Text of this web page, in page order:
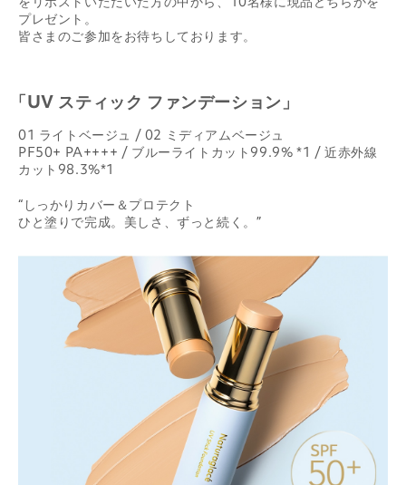
プレゼント。
皆さまのご参加をお待ちしております。
「UV スティック ファンデーション」
01 ライトベージュ / 02 ミディアムベージュ
PF50+ PA++++ / ブルーライトカット99.9% *1 / 近赤外線
カット98.3%*1
“しっかりカバー＆プロテクト
ひと塗りで完成。美しさ、ずっと続く。”